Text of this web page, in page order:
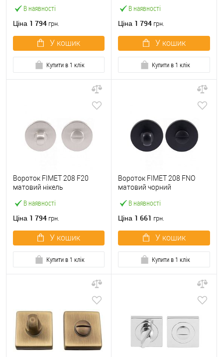
В наявності
Ціна 1 794 грн.
У кошик
Купити в 1 клік
В наявності
Ціна 1 794 грн.
У кошик
Купити в 1 клік
В наявності
Вороток FIMET 208 F20
матовий нікель
Ціна 1 794 грн.
У кошик
Купити в 1 клік
В наявності
Вороток FIMET 208 FNO
матовий чорний
Ціна 1 661 грн.
У кошик
Купити в 1 клік